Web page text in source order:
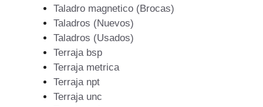
Taladro magnetico (Brocas)
Taladros (Nuevos)
Taladros (Usados)
Terraja bsp
Terraja metrica
Terraja npt
Terraja unc